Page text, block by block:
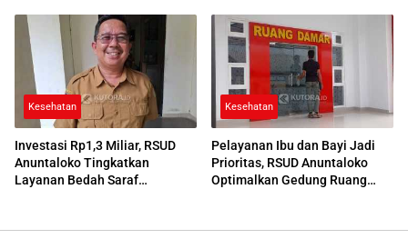
Kesehatan
Investasi Rp1,3 Miliar, RSUD
Anuntaloko Tingkatkan
Layanan Bedah Saraf
Kesehatan
Pelayanan Ibu dan Bayi Jadi
Prioritas, RSUD Anuntaloko
Optimalkan Gedung Ruang